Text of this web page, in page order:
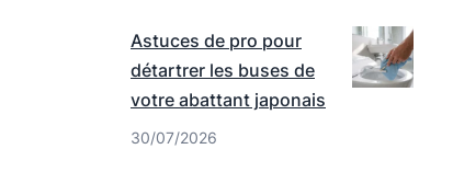
Astuces de pro pour
détartrer les buses de
votre abattant japonais
30/07/2026